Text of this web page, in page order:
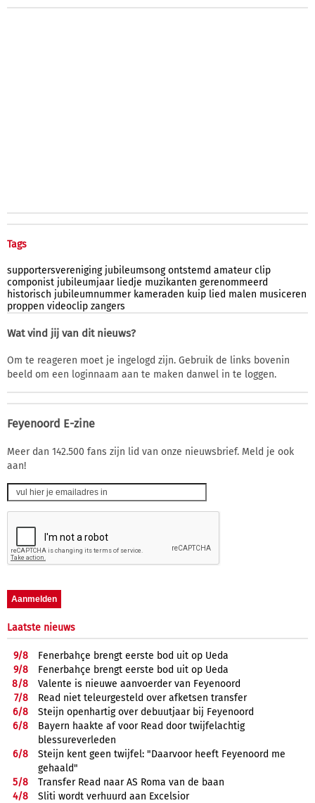
Tags
supportersvereniging jubileumsong ontstemd amateur clip
componist jubileumjaar liedje muzikanten gerenommeerd
historisch jubileumnummer kameraden kuip lied malen musiceren
proppen videoclip zangers
Wat vind jij van dit nieuws?
Om te reageren moet je ingelogd zijn. Gebruik de links bovenin
beeld om een loginnaam aan te maken danwel in te loggen.
Feyenoord E-zine
Meer dan 142.500 fans zijn lid van onze nieuwsbrief. Meld je ook
aan!
Laatste nieuws
9/8
Fenerbahçe brengt eerste bod uit op Ueda
9/8
Fenerbahçe brengt eerste bod uit op Ueda
8/8
Valente is nieuwe aanvoerder van Feyenoord
7/8
Read niet teleurgesteld over afketsen transfer
6/8
Steijn openhartig over debuutjaar bij Feyenoord
6/8
Bayern haakte af voor Read door twijfelachtig
blessureverleden
6/8
Steijn kent geen twijfel: "Daarvoor heeft Feyenoord me
gehaald"
5/8
Transfer Read naar AS Roma van de baan
4/8
Sliti wordt verhuurd aan Excelsior